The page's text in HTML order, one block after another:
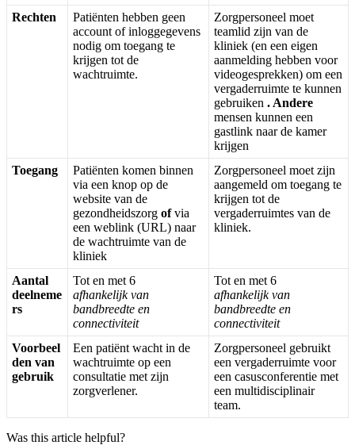
Rechten
Patiënten hebben geen
account of inloggegevens
nodig om toegang te
krijgen tot de
wachtruimte.
Zorgpersoneel moet
teamlid zijn van de
kliniek (en een eigen
aanmelding hebben voor
videogesprekken) om een
vergaderruimte te kunnen
gebruiken . Andere
mensen kunnen een
gastlink naar de kamer
krijgen
Toegang
Patiënten komen binnen
via een knop op de
website van de
gezondheidszorg of via
een weblink (URL) naar
de wachtruimte van de
kliniek
Zorgpersoneel moet zijn
aangemeld om toegang te
krijgen tot de
vergaderruimtes van de
kliniek.
Aantal
deelneme
rs
Tot en met 6
afhankelijk van
bandbreedte en
connectiviteit
Tot en met 6
afhankelijk van
bandbreedte en
connectiviteit
Voorbeel
den van
gebruik
Een patiënt wacht in de
wachtruimte op een
consultatie met zijn
zorgverlener.
Zorgpersoneel gebruikt
een vergaderruimte voor
een casusconferentie met
een multidisciplinair
team.
Was this article helpful?